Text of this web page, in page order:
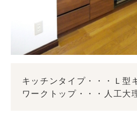
キッチンタイプ・・・Ｌ型
ワークトップ・・・人工大